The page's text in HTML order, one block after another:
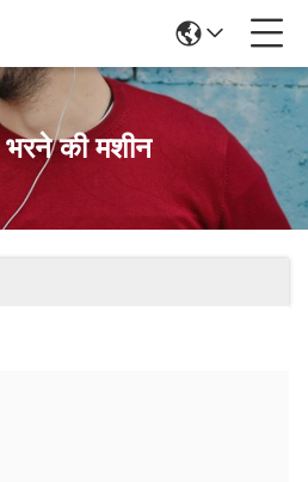
की मशीन